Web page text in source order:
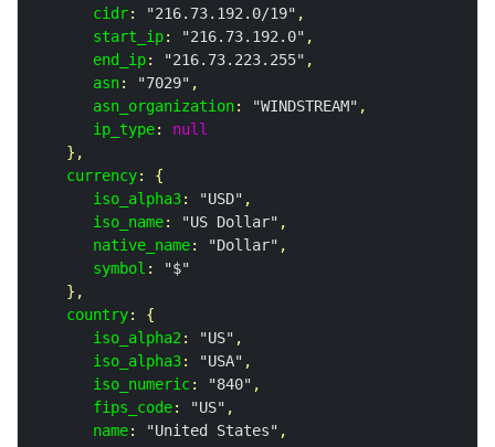
cidr: "216.73.192.0/19" ,
start_ip: "216.73.192.0" ,
end_ip: "216.73.223.255" ,
asn: "7029" ,
asn_organization: "WINDSTREAM" ,
ip_type: null
   },
currency: {
iso_alpha3: "USD" ,
iso_name: "US Dollar" ,
native_name: "Dollar" ,
symbol :
"$"
   },
country: {
iso_alpha2 : "US" ,
iso_alpha3: "USA" ,
iso_numeric: "840" ,
fips_code: "US" ,
name: "United States" ,